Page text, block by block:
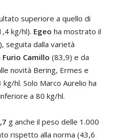
superiore a quello di
kg/hl). Egeo ha mostrato il
seguita dalla varietà
Furio Camillo (83,9) e da
novità Bering, Ermes e
hl. Solo Marco Aurelio ha
a 80 kg/hl.
g anche il peso delle 1.000
rispetto alla norma (43,6